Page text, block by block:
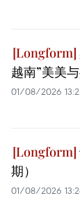
越南”美美
01/08/2026
期）
01/08/2026